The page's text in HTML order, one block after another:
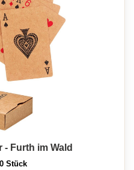
Furth im Wald
Stück